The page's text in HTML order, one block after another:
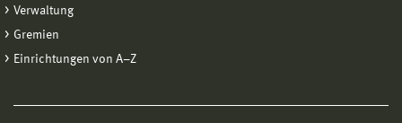
Verwaltung
Gremien
Einrichtungen von A−Z